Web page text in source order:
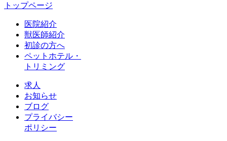
トップページ
医院紹介
獣医師紹介
初診の方へ
ペットホテル・
トリミング
求人
お知らせ
ブログ
プライバシー
ポリシー